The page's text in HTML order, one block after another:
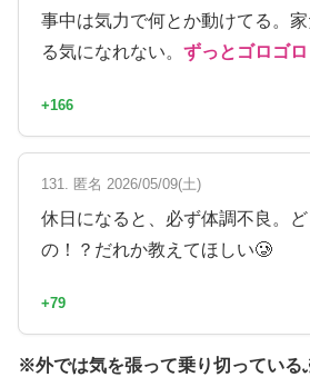
事中は気力で何とか動けてる。
る気になれない。 ずっとゴロゴ
+166
131. 匿名 2026/05/09(土)
休日になると、必ず体調不良。
の！？だれか教えてほしい🥲
+79
※外では気を張って乗り切っている